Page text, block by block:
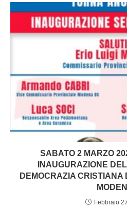
SABATO 2 MARZO
INAUGURAZIONE
DEMOCRAZIA CRISTIANA
Febbraio